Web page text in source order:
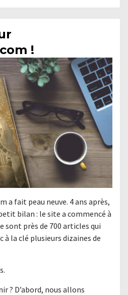
!
a fait peau neuve. 4 ans après,
bilan : le site a commencé à
sont près de 700 articles qui
la clé plusieurs dizaines de
? D’abord, nous allons